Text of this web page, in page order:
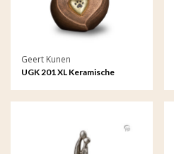
Geert Kunen
UGK 201 XL Keramische